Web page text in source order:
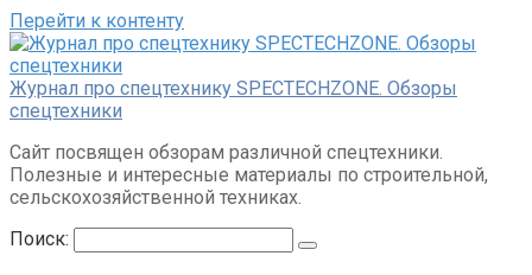
Перейти к контенту
Журнал про спецтехнику SPECTECHZONE. Обзоры
спецтехники
Сайт посвящен обзорам различной спецтехники.
Полезные и интересные материалы по строительной,
сельскохозяйственной техниках.
Поиск: